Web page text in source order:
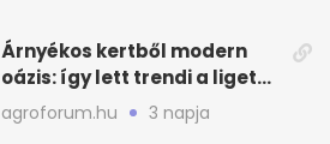
Árnyékos kertből modern
oázis: így lett trendi a ligetes
zöld
agroforum.hu 3 napja